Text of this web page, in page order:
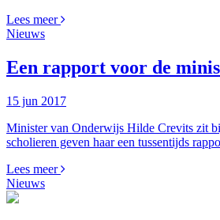
Lees meer
Nieuws
Een rapport voor de
15 jun 2017
Minister van Onderwijs Hilde Crevits zit
scholieren geven haar een tussentijds
Lees meer
Nieuws